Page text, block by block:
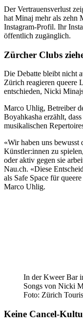
Der Vertrauensverlust
hat Minaj mehr als zehn
Instagram-Profil. Ihr
öffentlich zugänglich.
Zürcher Clubs
Die Debatte bleibt nicht
Zürich reagieren queere
entschieden, Nicki
Marco Uhlig, Betreiber
Boyahkasha erzählt,
musikalischen
«Wir haben uns
Künstler:innen zu
oder aktiv gegen sie
Nau.ch. «Diese
als Safe Space für
Marco Uhlig.
In der Kweer Bar
Songs von Nicki
Foto: Zürich
Keine Cancel-